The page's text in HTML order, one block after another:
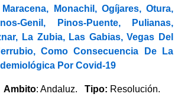
Monachil, Ogíjares, Otura,
Genil, Pinos-Puente, Pulianas,
La Zubia, Las Gabias, Vegas Del
Como Consecuencia De La
Por Covid-19
Ambito: Andaluz. Tipo: Resolución.